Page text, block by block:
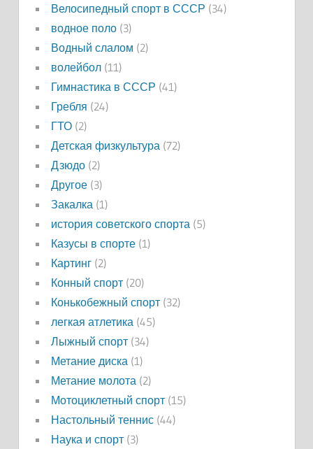
Велосипедный спорт в СССР (34)
водное поло(3)
Водный слалом (2)
волейбол(11)
Гимнастика в СССР (41)
Гребля (24)
ГТО(2)
Детская физкультура (72)
Дзюдо(2)
Другое(3)
Закалка (1)
история советского спорта (5)
Казусы в спорте(1)
Картинг(2)
Конный спорт(20)
Конькобежный спорт(32)
легкая атлетика (45)
Лыжный спорт(34)
Метание диска (1)
Метание молота (2)
Мотоциклетный спорт(15)
Настольный теннис(44)
Наука и спорт(3)